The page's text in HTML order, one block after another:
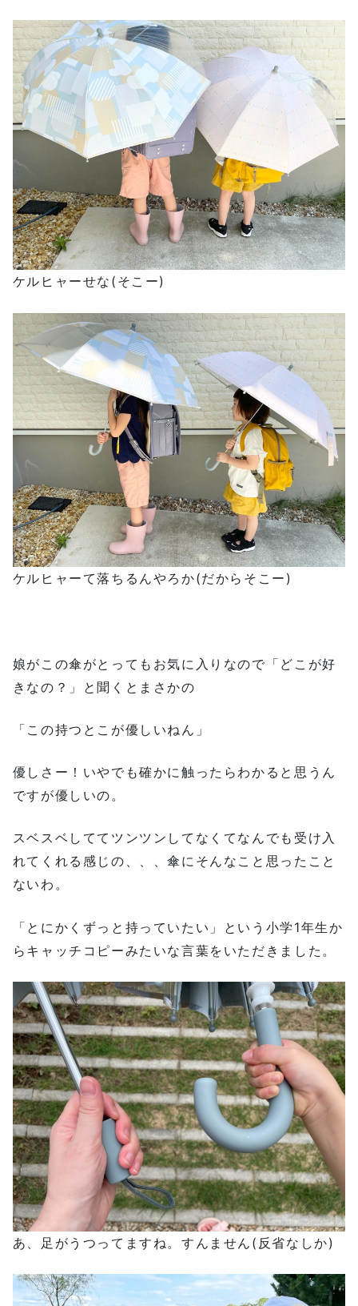
ケルヒャーせな(そこー)
ケルヒャーて落ちるんやろか(だからそこー)
娘がこの傘がとってもお気に入りなので「どこが好
きなの？」と聞くとまさかの
「この持つとこが優しいねん」
優しさー！いやでも確かに触ったらわかると思うん
ですが優しいの。
スベスベしててツンツンしてなくてなんでも受け入
れてくれる感じの、、、傘にそんなこと思ったこと
ないわ。
「とにかくずっと持っていたい」という小学1年生か
らキャッチコピーみたいな言葉をいただきました。
あ、足がうつってますね。すんません(反省なしか)